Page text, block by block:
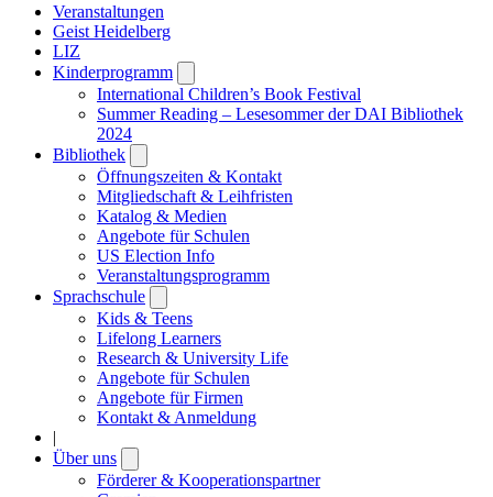
Veranstaltungen
Geist Heidelberg
LIZ
Kinderprogramm
submenu
International Children’s Book Festival
Summer Reading – Lesesommer der DAI Bibliothek
2024
Bibliothek
submenu
Öffnungszeiten & Kontakt
Mitgliedschaft & Leihfristen
Katalog & Medien
Angebote für Schulen
US Election Info
Veranstaltungsprogramm
Sprachschule
submenu
Kids & Teens
Lifelong Learners
Research & University Life
Angebote für Schulen
Angebote für Firmen
Kontakt & Anmeldung
|
Über uns
submenu
Förderer & Kooperationspartner